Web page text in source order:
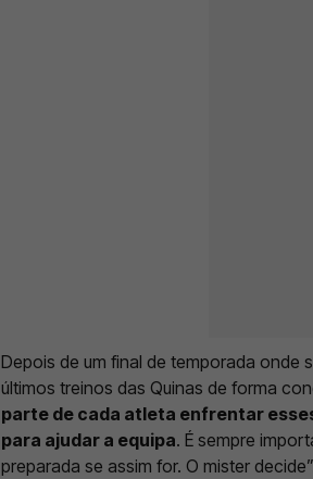
Depois de um final de temporada onde
últimos treinos das Quinas de forma
parte de cada atleta enfrentar
para ajudar a equipa. É sempre
preparada se assim for. O mister